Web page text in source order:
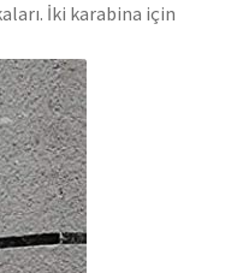
İki karabina için